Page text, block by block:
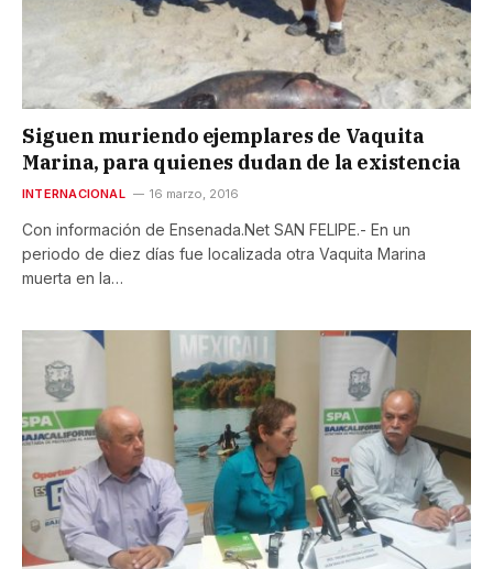
Siguen muriendo ejemplares de Vaquita
Marina, para quienes dudan de la existencia
INTERNACIONAL 16 marzo, 2016
Con información de Ensenada.Net SAN FELIPE.- En un
periodo de diez días fue localizada otra Vaquita Marina
muerta en la…